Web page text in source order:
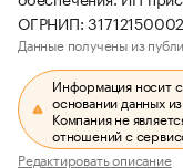
ОГРНИП:
Данные получены из
Информация носит
основании данных
Компания не
отношений с
Редактировать описание